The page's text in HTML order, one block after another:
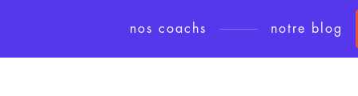
nos coachs notre blog